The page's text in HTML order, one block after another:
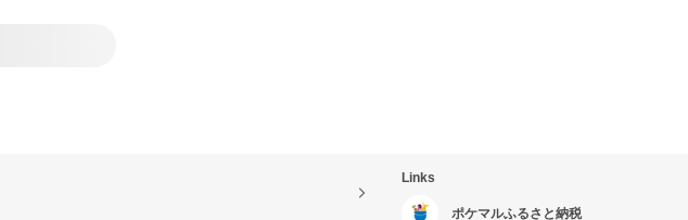
Links
ポケマルふるさと納税